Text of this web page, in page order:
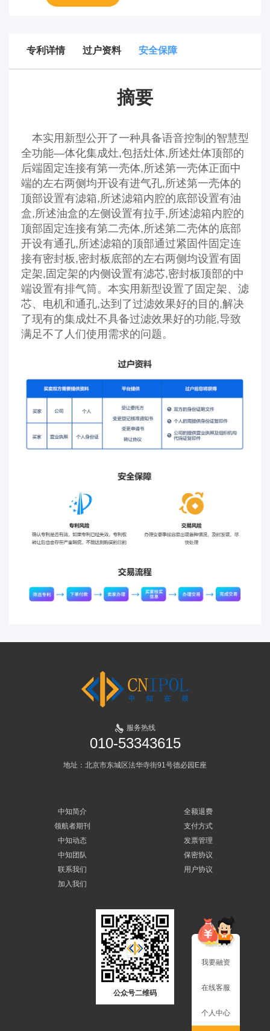
专利详情 过户资料 安全保障
摘要
本实用新型公开了一种具备语音控制的智慧型
全功能—体化集成灶,包括灶体,所述灶体顶部的
后端固定连接有第一壳体,所述第一壳体正面中
端的左右两侧均开设有进气孔,所述第一壳体的
顶部设置有滤箱,所述滤箱内腔的底部设置有油
盒,所述油盒的左侧设置有拉手,所述滤箱内腔的
顶部固定连接有第二壳体,所述第二壳体的底部
开设有通孔,所述滤箱的顶部通过紧固件固定连
接有密封板,密封板底部的左右两侧均设置有固
定架,固定架的内侧设置有滤芯,密封板顶部的中
端设置有排气筒。本实用新型设置了固定架、滤
芯、电机和通孔,达到了过滤效果好的目的,解决
了现有的集成灶不具备过滤效果好的功能,导致
满足不了人们使用需求的问题。
服务热线
010-53343615
地址：北京市东城区法华寺街91号德必园E座
中知简介
领航者期刊
中知动态
中知团队
联系我们
加入我们
全额退费
支付方式
发票管理
保密协议
用户协议
公众号二维码
我要融资
在线客服
个人中心